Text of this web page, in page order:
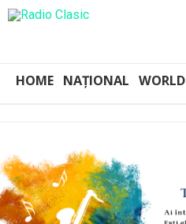
HOME NAȚIONAL WORLD